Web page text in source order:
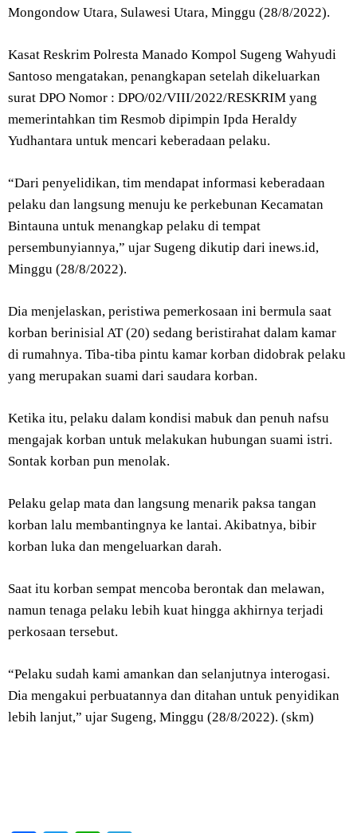
Mongondow Utara, Sulawesi Utara, Minggu (28/8/2022).
Kasat Reskrim Polresta Manado Kompol Sugeng Wahyudi
Santoso mengatakan, penangkapan setelah dikeluarkan
surat DPO Nomor : DPO/02/VIII/2022/RESKRIM yang
memerintahkan tim Resmob dipimpin Ipda Heraldy
Yudhantara untuk mencari keberadaan pelaku.
“Dari penyelidikan, tim mendapat informasi keberadaan
pelaku dan langsung menuju ke perkebunan Kecamatan
Bintauna untuk menangkap pelaku di tempat
persembunyiannya,” ujar Sugeng dikutip dari inews.id,
Minggu (28/8/2022).
Dia menjelaskan, peristiwa pemerkosaan ini bermula saat
korban berinisial AT (20) sedang beristirahat dalam kamar
di rumahnya. Tiba-tiba pintu kamar korban didobrak pelaku
yang merupakan suami dari saudara korban.
Ketika itu, pelaku dalam kondisi mabuk dan penuh nafsu
mengajak korban untuk melakukan hubungan suami istri.
Sontak korban pun menolak.
Pelaku gelap mata dan langsung menarik paksa tangan
korban lalu membantingnya ke lantai. Akibatnya, bibir
korban luka dan mengeluarkan darah.
Saat itu korban sempat mencoba berontak dan melawan,
namun tenaga pelaku lebih kuat hingga akhirnya terjadi
perkosaan tersebut.
“Pelaku sudah kami amankan dan selanjutnya interogasi.
Dia mengakui perbuatannya dan ditahan untuk penyidikan
lebih lanjut,” ujar Sugeng, Minggu (28/8/2022). (skm)